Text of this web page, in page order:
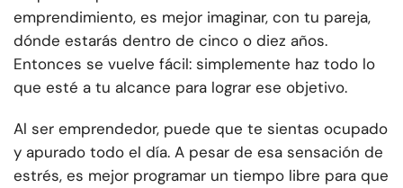
emprendimiento, es mejor imaginar, con tu pareja,
dónde estarás dentro de cinco o diez años.
Entonces se vuelve fácil: simplemente haz todo lo
que esté a tu alcance para lograr ese objetivo.
Al ser emprendedor, puede que te sientas ocupado
y apurado todo el día. A pesar de esa sensación de
estrés, es mejor programar un tiempo libre para que